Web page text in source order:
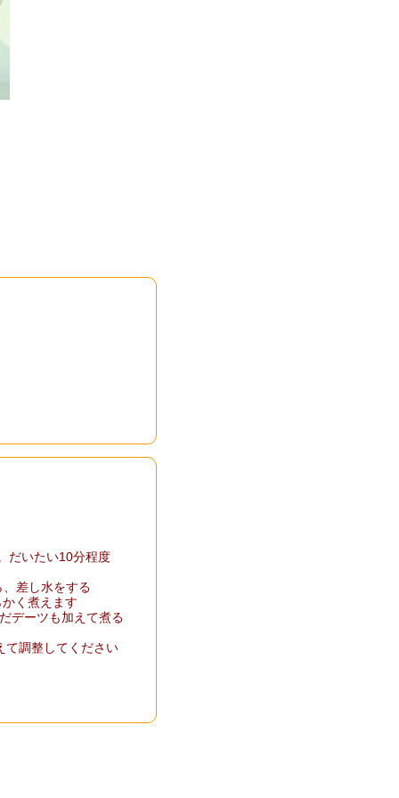
いたい10分程度
差し水をする
く煮えます
デーツも加えて煮る
て調整してください